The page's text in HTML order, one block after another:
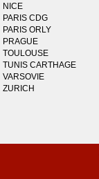
NICE
PARIS CDG
PARIS ORLY
PRAGUE
TOULOUSE
TUNIS CARTHAGE
VARSOVIE
ZURICH